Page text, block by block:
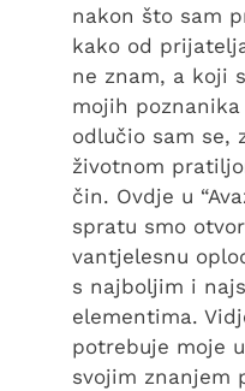
nakon što sam
kako od
ne znam, a koji
mojih
odlučio sam se,
životnom
čin. Ovdje u
spratu smo
vantjelesnu
s najboljim i
elementima.
potrebuje moje
svojim znanjem